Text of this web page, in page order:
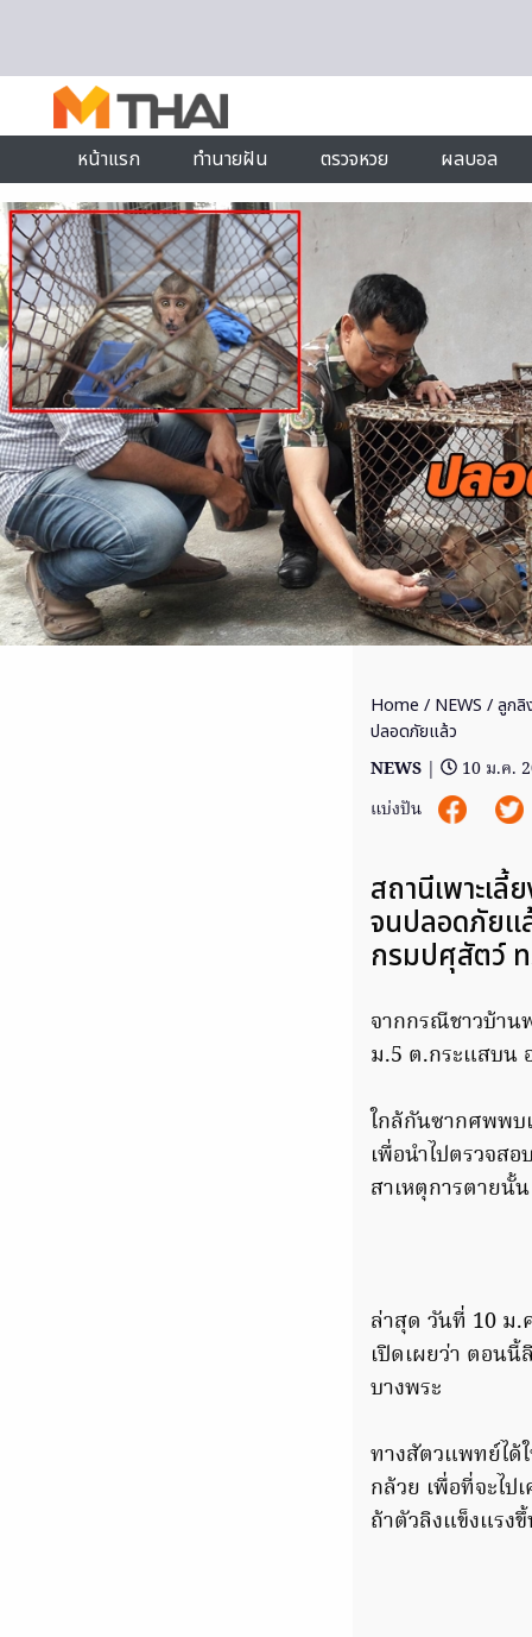
หน้าแรก ทำนายฝัน ตรวจหวย ผลบอล
Home / NEWS / ลูกลิ
ปลอดภัยแล้ว
NEWS |
10 ม.ค.
แบ่งปัน
สถานีเพาะเ
จนปลอดภัยแ
กรมปศุสัตว์
จากกรณีชาวบ้าน
ม.5 ต.กระแสบน
ใกล้กันซากศพพบ
เพื่อนำไปตรวจส
สาเหตุการตายนั้น
ล่าสุด วันที่ 10 ม.
เปิดเผยว่า ตอนนี้
บางพระ
ทางสัตวแพทย์ได้
กล้วย เพื่อที่จะไป
ถ้าตัวลิงแข็งแรงขึ้